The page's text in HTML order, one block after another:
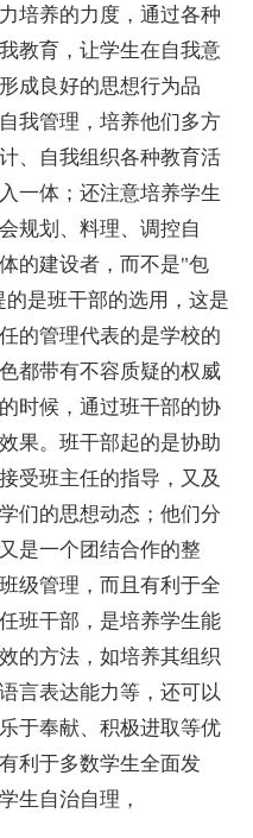
培养的力度，通过各种
教育，让学生在自我意
成良好的思想行为品
我管理，培养他们多方
、自我组织各种教育活
一体；还注意培养学生
规划、料理、调控自
的建设者，而不是"包
是班干部的选用，这是
的管理代表的是学校的
都带有不容质疑的权威
时候，通过班干部的协
果。班干部起的是协助
受班主任的指导，又及
们的思想动态；他们分
是一个团结合作的整
级管理，而且有利于全
班干部，是培养学生能
的方法，如培养其组织
言表达能力等，还可以
于奉献、积极进取等优
利于多数学生全面发
生自治自理，